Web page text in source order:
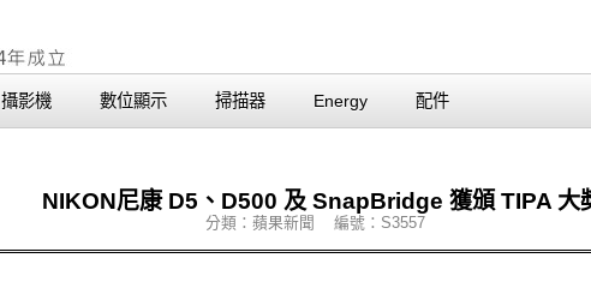
攝影機 數位顯示 掃描器 Energy 配件
NIKON尼康 D5、D500 及 SnapBridge 獲頒 TIPA 大
分類：蘋果新聞 編號：S3557